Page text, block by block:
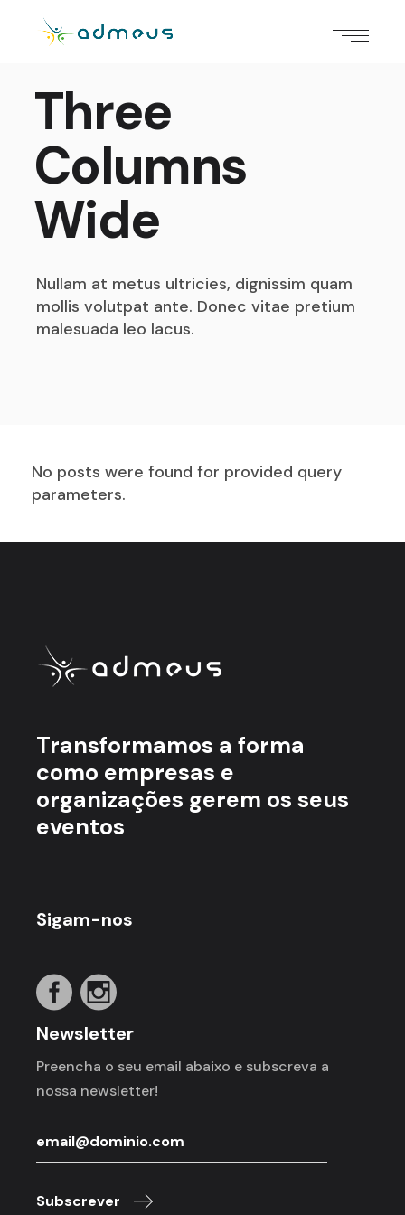
Three
Columns
Wide
Nullam at metus ultricies, dignissim quam
mollis volutpat ante. Donec vitae pretium
malesuada leo lacus.
No posts were found for provided query
parameters.
Transformamos a forma
como empresas e
organizações gerem os seus
eventos
Sigam-nos
Newsletter
Preencha o seu email abaixo e subscreva a
nossa newsletter!
Subscrever